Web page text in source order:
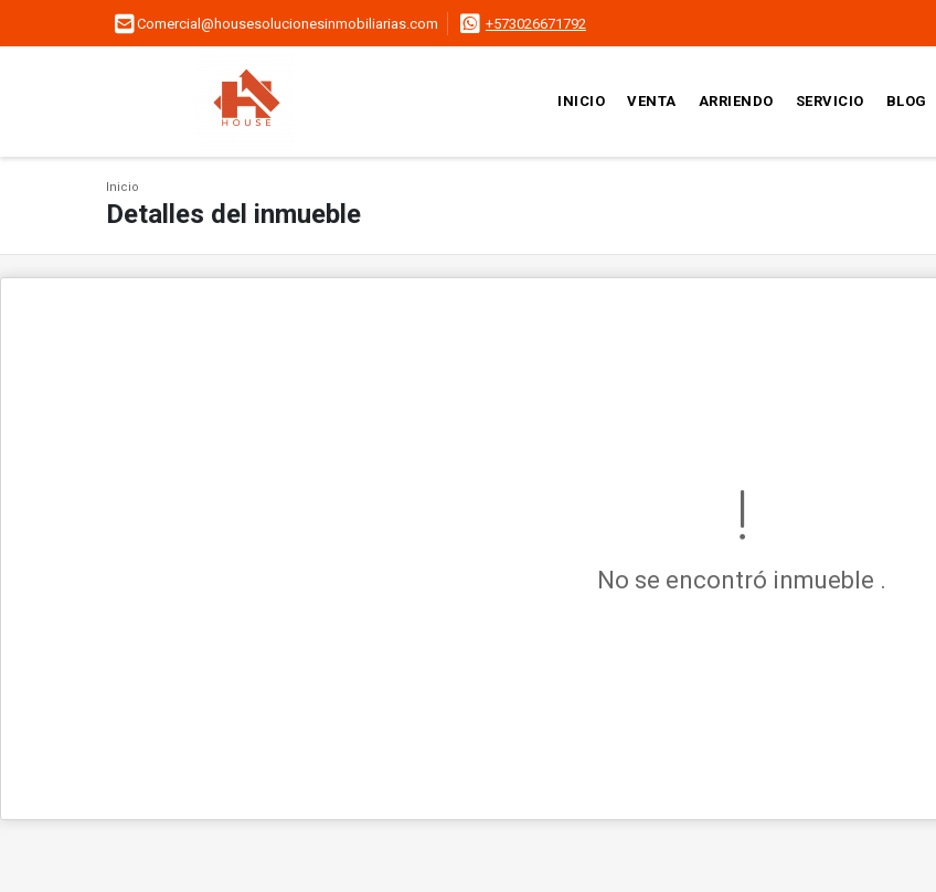
Comercial@housesolucionesinmobiliarias.com +573026671792
INICIO VENTA ARRIENDO SERVICIO BLOG
Inicio
Detalles del inmueble
No se encontró inmueble .